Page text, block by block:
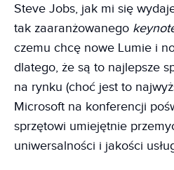
Steve Jobs, jak mi się
tak zaaranżowanego
czemu chcę nowe Lumie i
dlatego, że są to najlepsze
na rynku (choć jest to
Microsoft na konferencji
sprzętowi umiejętnie
uniwersalności i jakości